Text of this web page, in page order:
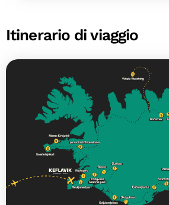
Itinerario di viaggio